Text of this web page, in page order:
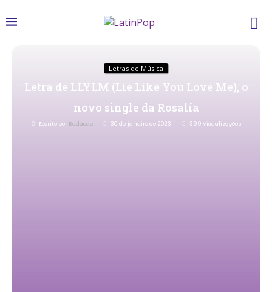
Letras de Música
Letra de LLYLM (Lie Like You Love Me), o
novo single da Rosalía
Escrito por Redacao 30 de janeiro de 2023 399 Visualizações